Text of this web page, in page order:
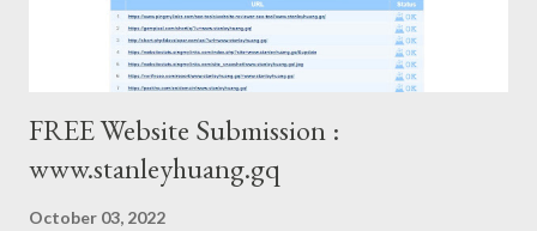
FREE Website Submission :
www.stanleyhuang.gq
October 03, 2022